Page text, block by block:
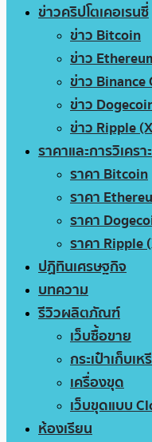
ข่าวคริปโตเคอเรนซี่
ข่าว Bitcoin
ข่าว
ข่าว Binance
ข่าว
ข่าว Ripple
ราคาและการวิเครา
ราคา Bitcoin
ราคา
ราคา
ราคา Ripple
ปฏิทินเศรษฐกิจ
บทความ
รีวิวผลิตภัณฑ์
เว็บซื้อขาย
กระเป๋าเก็บเ
เครื่องขุด
เว็บขุดแบบ
ห้องเรียน